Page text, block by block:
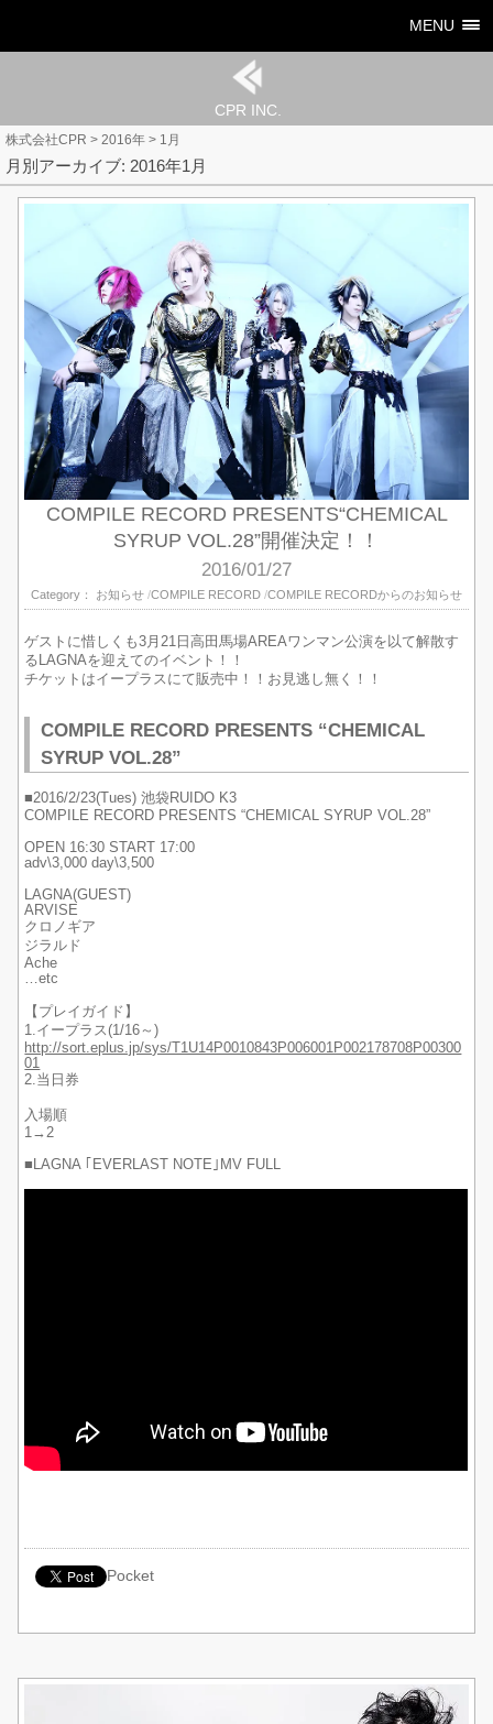
CPR INC.
MENU
株式会社CPR > 2016年 > 1月
月別アーカイブ: 2016年1月
COMPILE RECORD PRESENTS“CHEMICAL
SYRUP VOL.28”開催決定！！
2016/01/27
Category： お知らせ COMPILE RECORD COMPILE RECORDからのお知らせ
ゲストに惜しくも3月21日高田馬場AREAワンマン公演を以て解散す
るLAGNAを迎えてのイベント！！
チケットはイープラスにて販売中！！お見逃し無く！！
COMPILE RECORD PRESENTS “CHEMICAL
SYRUP VOL.28”
■2016/2/23(Tues) 池袋RUIDO K3
COMPILE RECORD PRESENTS “CHEMICAL SYRUP VOL.28”
OPEN 16:30 START 17:00
adv\3,000 day\3,500
LAGNA(GUEST)
ARVISE
クロノギア
ジラルド
Ache
…etc
【プレイガイド】
1.イープラス(1/16～)
http://sort.eplus.jp/sys/T1U14P0010843P006001P002178708P00300
01
2.当日券
入場順
1→2
■LAGNA ｢EVERLAST NOTE｣MV FULL
Pocket